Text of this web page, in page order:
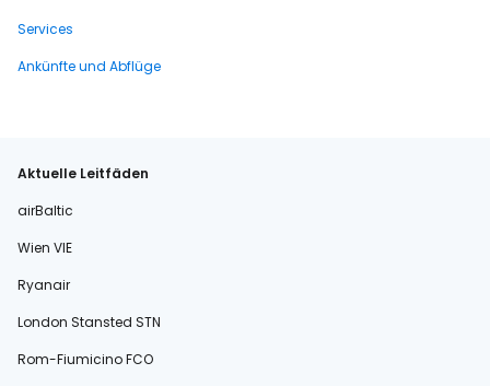
Services
Ankünfte und Abflüge
Aktuelle Leitfäden
airBaltic
Wien VIE
Ryanair
London Stansted STN
Rom-Fiumicino FCO